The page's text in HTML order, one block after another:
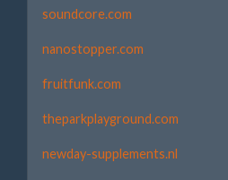
soundcore.com
nanostopper.com
fruitfunk.com
theparkplayground.com
newday-supplements.nl